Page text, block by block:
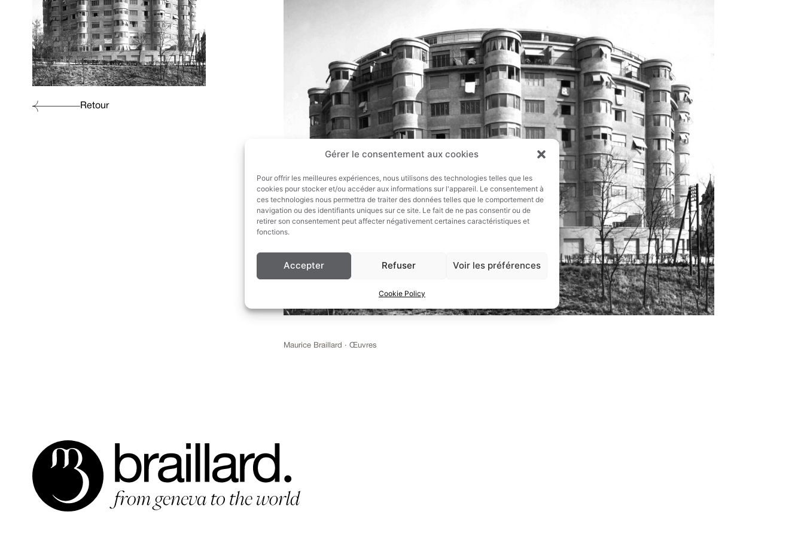
Gérer le consentement aux cookies
Pour offrir les meilleures expériences, nous utilisons des technologies telles que les
cookies pour stocker et/ou accéder aux informations sur l'appareil. Le consentement à
ces technologies nous permettra de traiter des données telles que le comportement de
navigation ou des identifiants uniques sur ce site. Le fait de ne pas consentir ou de
retirer son consentement peut affecter négativement certaines caractéristiques et
fonctions.
Accepter Refuser Voir les préférences
Cookie Policy
Retour
Maurice Braillard · Œuvres